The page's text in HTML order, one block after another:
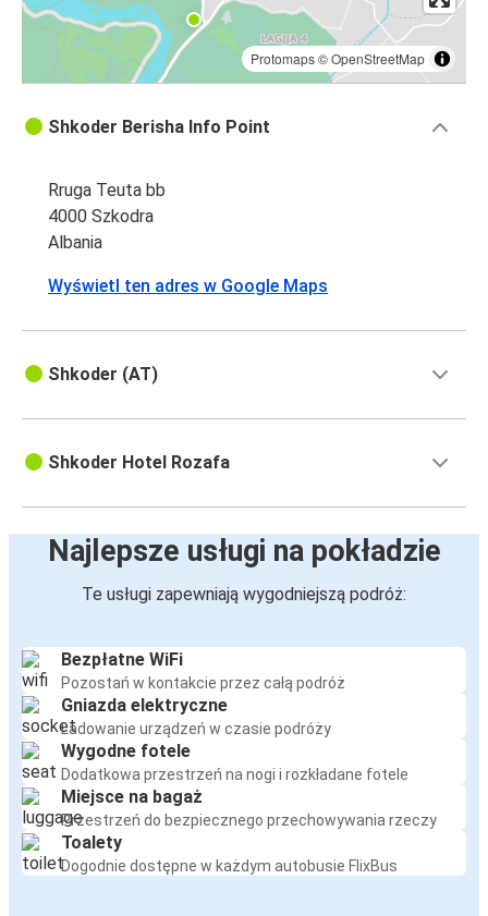
Protomaps©OpenStreetMap
Shkoder Berisha Info Point
Rruga Teuta bb
4000 Szkodra
Albania
Wyświetl ten adres w Google Maps
Shkoder (AT)
Shkoder Hotel Rozafa
Najlepsze usługi na pokładzie
Te usługi zapewniają wygodniejszą podróż:
Bezpłatne WiFi
Pozostań w kontakcie przez całą podróż
Gniazda elektryczne
Ładowanie urządzeń w czasie podróży
Wygodne fotele
Dodatkowa przestrzeń na nogi i rozkładane fotele
Miejsce na bagaż
Przestrzeń do bezpiecznego przechowywania rzeczy
Toalety
Dogodnie dostępne w każdym autobusie FlixBus